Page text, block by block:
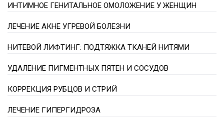
ИНТИМНОЕ ГЕНИТАЛЬНОЕ ОМОЛОЖЕНИЕ У ЖЕНЩИН
ЛЕЧЕНИЕ АКНЕ УГРЕВОЙ БОЛЕЗНИ
НИТЕВОЙ ЛИФТИНГ: ПОДТЯЖКА ТКАНЕЙ НИТЯМИ
УДАЛЕНИЕ ПИГМЕНТНЫХ ПЯТЕН И СОСУДОВ
КОРРЕКЦИЯ РУБЦОВ И СТРИЙ
ЛЕЧЕНИЕ ГИПЕРГИДРОЗА